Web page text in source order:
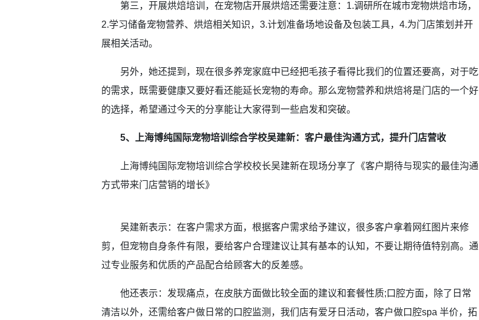
第三，开展烘焙培训，在宠物店开展烘焙还需要注意：1.调研所在城市宠物烘焙市场，
2.学习储备宠物营养、烘焙相关知识，3.计划准备场地设备及包装工具，4.为门店策划并开
展相关活动。
另外，她还提到，现在很多养宠家庭中已经把毛孩子看得比我们的位置还要高，对于吃
的需求，既需要健康又要好看还能延长宠物的寿命。那么宠物营养和烘焙将是门店的一个好
的选择，希望通过今天的分享能让大家得到一些启发和突破。
5、上海博纯国际宠物培训综合学校吴建新：客户最佳沟通方式，提升门店营收
上海博纯国际宠物培训综合学校校长吴建新在现场分享了《客户期待与现实的最佳沟通
方式带来门店营销的增长》
吴建新表示：在客户需求方面，根据客户需求给予建议，很多客户拿着网红图片来修
剪，但宠物自身条件有限，要给客户合理建议让其有基本的认知，不要让期待值特别高。通
过专业服务和优质的产品配合给顾客大的反差感。
他还表示：发现痛点，在皮肤方面做比较全面的建议和套餐性质;口腔方面，除了日常
清洁以外，还需给客户做日常的口腔监测，我们店有爱牙日活动，客户做口腔spa 半价，拓